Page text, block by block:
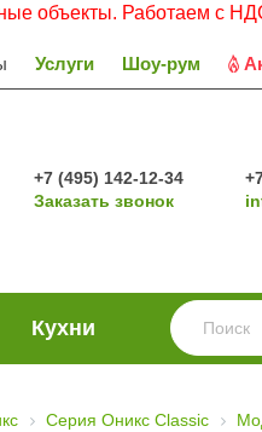
Работаем с НДС.
Услуги Шоу-рум
+7 (495) 142-12-34
Заказать звонок
Кухни
Серия Оникс Classic